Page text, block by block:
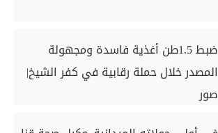
ضبط 1.5طن أغذية فاسدة ومجهولة
المصدر خلال حملة رقابية في كفر الشيخ|
صور